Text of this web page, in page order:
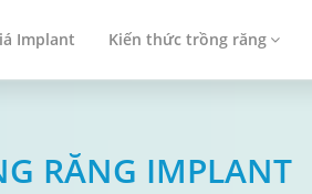
Implant Kiến thức trồng răng
RĂNG IMPLANT